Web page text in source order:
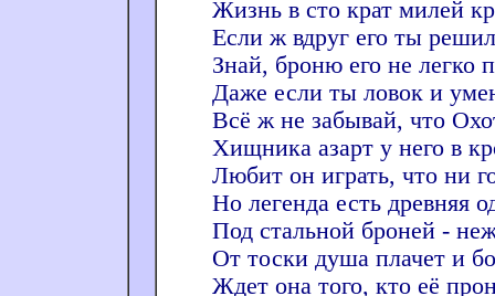
Жизнь в сто крат милей
Если ж вдруг его ты
Знай, броню его не легко
Даже если ты ловок и
Всё ж не забывай, что
Хищника азарт у него в
Любит он играть, что ни
Но легенда есть древняя
Под стальной броней -
От тоски душа плачет и
Ждет она того, кто её